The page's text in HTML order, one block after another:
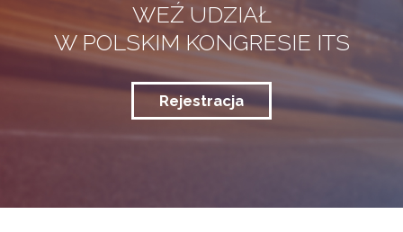
WEŹ UDZIAŁ
W POLSKIM KONGRESIE ITS
Rejestracja